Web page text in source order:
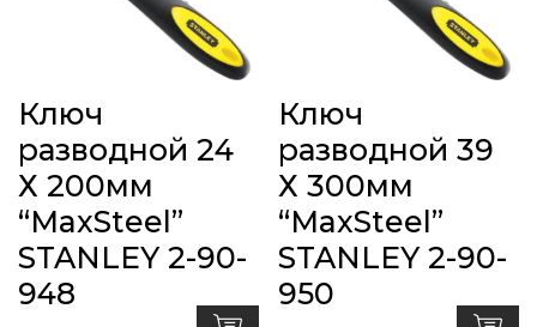
Ключ
разводной 24
Х 200мм
“MaxSteel”
STANLEY 2-90-
948
Ключ
разводной 39
Х 300мм
“MaxSteel”
STANLEY 2-90-
950